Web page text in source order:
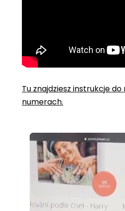
Tu znajdziesz instrukcje
numerach.